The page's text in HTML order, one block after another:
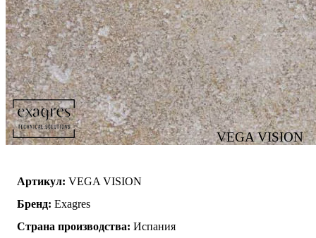
VEGA VISION
Артикул: VEGA VISION
Бренд: Exagres
Страна производства: Испания